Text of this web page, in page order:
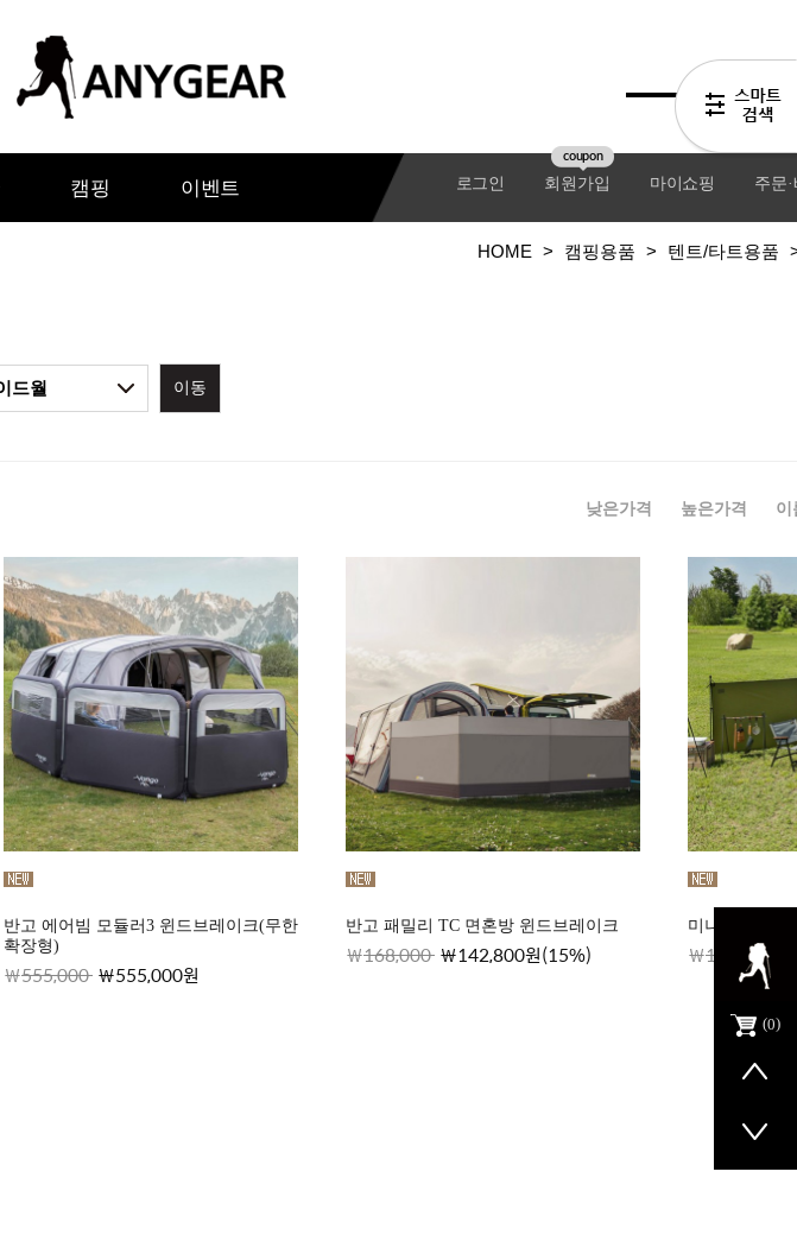
0
캠핑 이벤트 로그인 회원가입
coupon
마이쇼핑 주문
HOME > 캠핑용품 > 텐트/타트용품
이동
낮은가격 높은가격 이
반고 에어빔 모듈러3 윈드브레이크(무한
확장형)
555,000 555,000원
반고 패밀리 TC 면혼방 윈드브레이크
168,000 142,800원(15%)
미니멀웍스
178,000